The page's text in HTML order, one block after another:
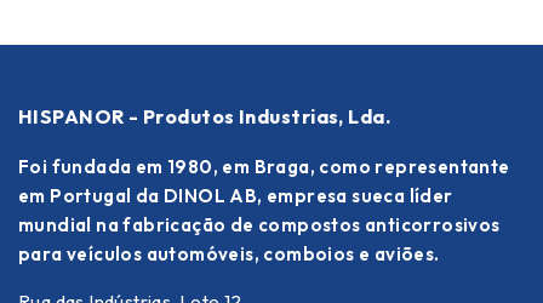
HISPANOR - Produtos Industrias, Lda.
Foi fundada em 1980, em Braga, como representante
em Portugal da DINOL AB, empresa sueca líder
mundial na fabricação de compostos anticorrosivos
para veículos automóveis, comboios e aviões.